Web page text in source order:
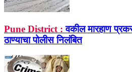
Pune District : वकील मारहाण
ठाण्याचा पोलीस निलंबित